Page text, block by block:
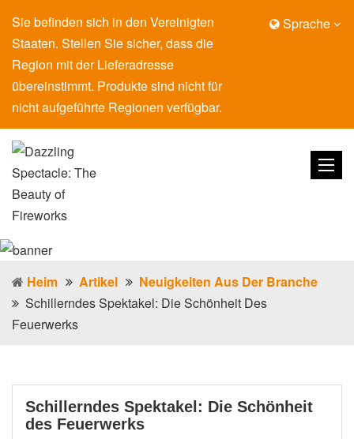
Sie befinden sich in den Vereinigten
Staaten. Stellen Sie sicher, dass die
Region mit der Lieferadresse
übereinstimmt. Produkte sind nicht für
nicht aufgeführte Regionen verfügbar.
Sprache
Heim Artikel
Neuigkeiten Aus Der Branche
Schillerndes Spektakel: Die Schönheit Des
Feuerwerks
Schillerndes Spektakel: Die Schönheit
des Feuerwerks